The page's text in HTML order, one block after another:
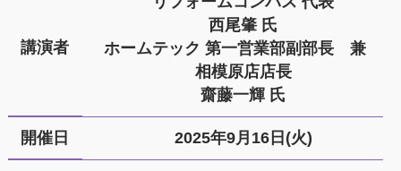
講演者
西尾肇 氏
ホームテック 第一営業部副部長 兼
相模原店店長
齋藤一輝 氏
開催日 2025年9月16日(火)